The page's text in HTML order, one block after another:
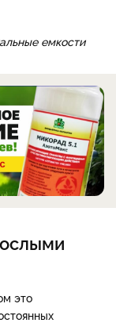
емкости
это